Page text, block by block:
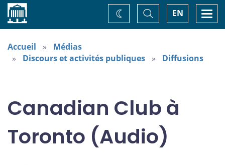
Accueil EN
Basculer
la
recherche
Changez
de
Accueil
Médias
Discours et activités publiques
Diffusions
Canadian Club à
Toronto (Audio)